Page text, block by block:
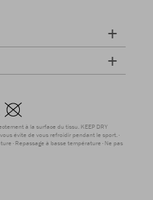
à la surface du tissu. KEEP DRY
évite de vous refroidir pendant le sport.
Repassage à basse température Ne pas